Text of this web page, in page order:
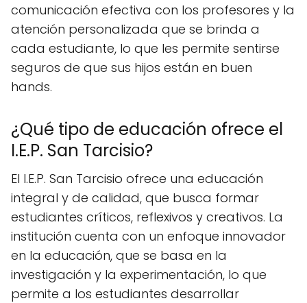
comunicación efectiva con los profesores y la
atención personalizada que se brinda a
cada estudiante, lo que les permite sentirse
seguros de que sus hijos están en buen
hands.
¿Qué tipo de educación ofrece el
I.E.P. San Tarcisio?
El I.E.P. San Tarcisio ofrece una educación
integral y de calidad, que busca formar
estudiantes críticos, reflexivos y creativos. La
institución cuenta con un enfoque innovador
en la educación, que se basa en la
investigación y la experimentación, lo que
permite a los estudiantes desarrollar